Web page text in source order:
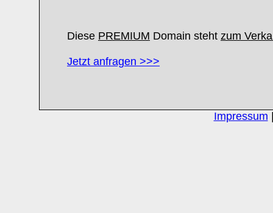
Diese PREMIUM Domain steht zum
Jetzt anfragen >>>
Impressum